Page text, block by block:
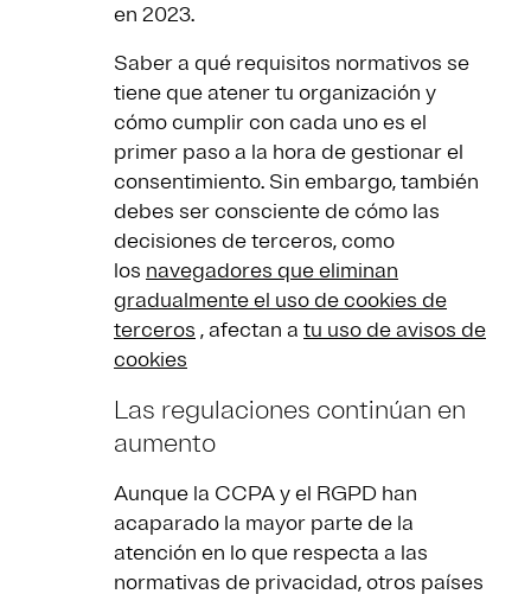
en 2023.
Saber a qué requisitos normativos se
tiene que atener tu organización y
cómo cumplir con cada uno es el
primer paso a la hora de gestionar el
consentimiento. Sin embargo, también
debes ser consciente de cómo las
decisiones de terceros, como
los navegadores que eliminan
gradualmente el uso de cookies de
terceros , afectan a tu uso de avisos de
cookies
Las regulaciones continúan en
aumento
Aunque la CCPA y el RGPD han
acaparado la mayor parte de la
atención en lo que respecta a las
normativas de privacidad, otros países